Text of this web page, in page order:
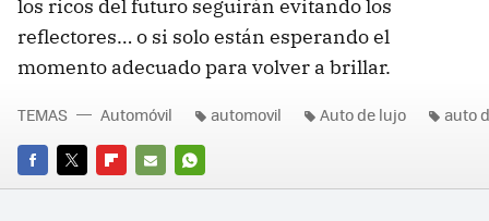
los ricos del futuro seguirán evitando los
reflectores… o si solo están esperando el
momento adecuado para volver a brillar.
FACEBOOK
TWITTERFLIPBOARD
E-
WHATSAPP
TEMAS Automóvil automovil Auto de lujo auto